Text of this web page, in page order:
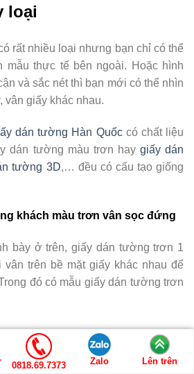
loại
rất nhiều loại nhưng bạn chỉ có thể
mẫu thực tế bên ngoài. Hoặc hình
và sắc nét thì bạn mới có thể nhìn
vân giấy khác nhau.
dán tường Hàn Quốccó chất liệu
dán tường màu trơn hay giấy dán
tường 3D,… đều có cấu tạo giống
khách màu trơn vân sọc đứng
bày ở trên, giấy dán tường trơn 1
vân trên bề mặt giấy khác nhau để
đó có mẫu giấy dán tường trơn
0818.69.7373 Zalo Lên trên